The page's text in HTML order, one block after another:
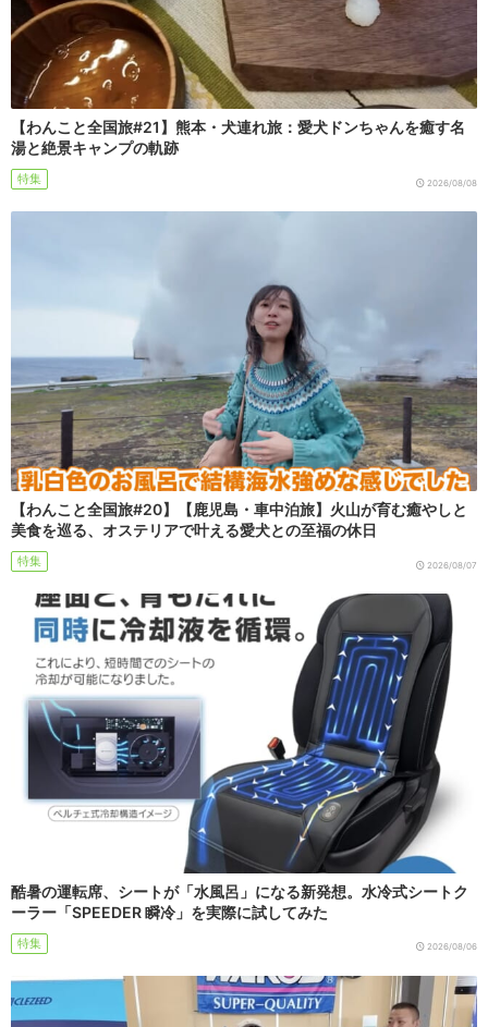
【わんこと全国旅#21】熊本・犬連れ旅：愛犬ドンちゃんを癒す名
湯と絶景キャンプの軌跡
特集 2026/08/08
【わんこと全国旅#20】【鹿児島・車中泊旅】火山が育む癒やしと
美食を巡る、オステリアで叶える愛犬との至福の休日
特集 2026/08/07
酷暑の運転席、シートが「水風呂」になる新発想。水冷式シートク
ーラー「SPEEDER 瞬冷」を実際に試してみた
特集 2026/08/06